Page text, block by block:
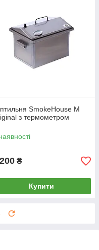
SmokeHouse M
з термометром
₴
Купити